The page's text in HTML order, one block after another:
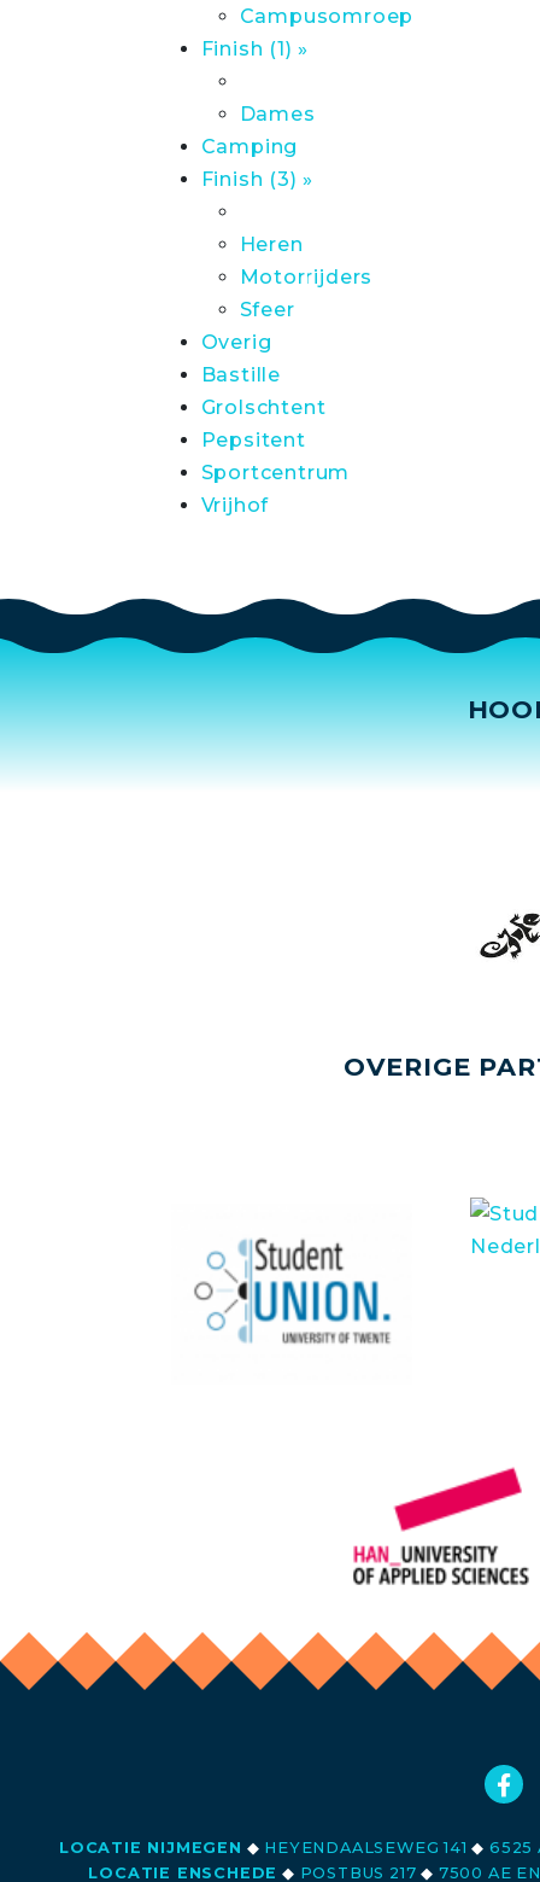
Campusomroep
Finish (1) »
Dames
Camping
Finish (3) »
Heren
Motorrijders
Sfeer
Overig
Bastille
Grolschtent
Pepsitent
Sportcentrum
Vrijhof
OVERIGE
LOCATIE NIJMEGEN ◆ HEYENDAALSEWEG 141◆ 6525
LOCATIE ENSCHEDE ◆ POSTBUS 217◆ 7500 AE